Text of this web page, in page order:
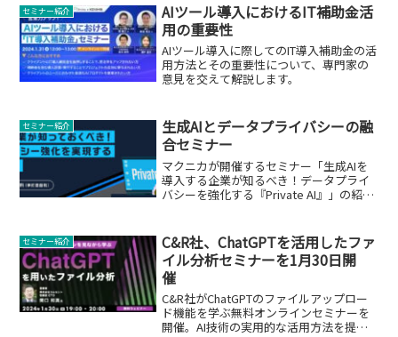
セミナー紹介
AIツール導入におけるIT補助金活
用の重要性
AIツール導入に際してのIT導入補助金の活
用方法とその重要性について、専門家の
意見を交えて解説します。
セミナー紹介
生成AIとデータプライバシーの融
合セミナー
マクニカが開催するセミナー「生成AIを
導入する企業が知るべき！データプライ
バシーを強化する『Private AI』」の紹
セミナー紹介
C&R社、ChatGPTを活用したファ
イル分析セミナーを1月30日開
催
C&R社がChatGPTのファイルアップロー
ド機能を学ぶ無料オンラインセミナーを
開催。AI技術の実用的な活用方法を提